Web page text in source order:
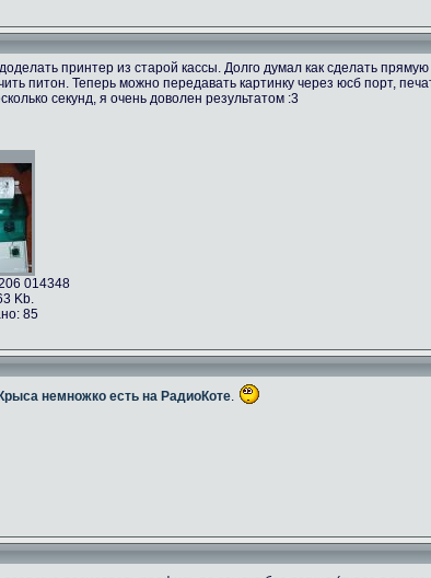
принтер из старой кассы. Долго думал как сделать
питон. Теперь можно передавать картинку через юсб порт,
секунд, я очень доволен результатом :3
014348
Kb.
85
немножко есть на РадиоКоте